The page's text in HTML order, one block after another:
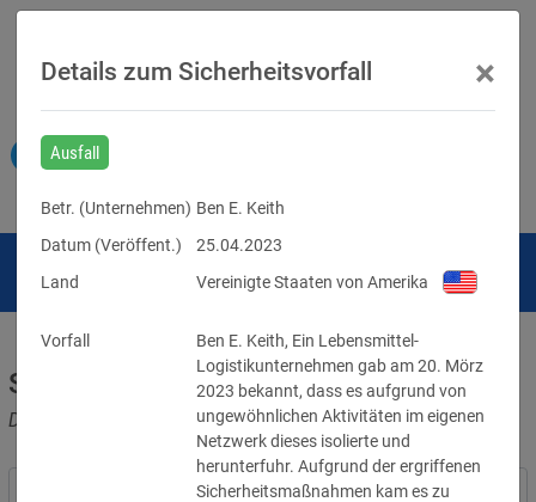
Sicherheitsvorfälle
Datenpannen, Cyber-Angriffe und Schwachstellen
Details zum Sicherheitsvorfall ×
Ausfall
Betr. (Unternehmen) Ben E. Keith
Datum (Veröffent.)
25.04.2023
Land
Vereinigte Staaten von Amerika
Vorfall
Ben E. Keith, Ein Lebensmittel-
Logistikunternehmen gab am 20. Mörz
2023 bekannt, dass es aufgrund von
ungewöhnlichen Aktivitäten im eigenen
Netzwerk dieses isolierte und
herunterfuhr. Aufgrund der ergriffenen
Sicherheitsmaßnahmen kam es zu